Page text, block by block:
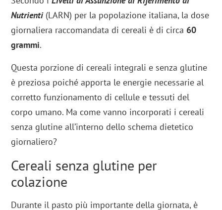
Nutrienti(LARN) per la popolazione italiana, la dose
giornaliera raccomandata di cereali è di circa 60
grammi.
Questa porzione di cereali integrali e senza glutine
è preziosa poiché apporta le energie necessarie al
corretto funzionamento di cellule e tessuti del
corpo umano. Ma come vanno incorporati i cereali
senza glutine all’interno dello schema dietetico
giornaliero?
Cereali senza glutine per
colazione
Durante il pasto più importante della giornata, è